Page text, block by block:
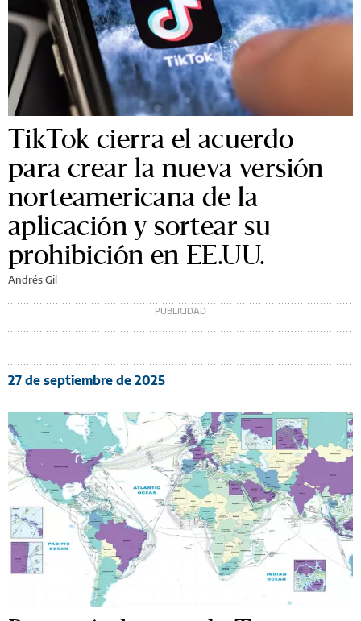
TikTok cierra el acuerdo
para crear la nueva versión
norteamericana de la
aplicación y sortear su
prohibición en EE.UU.
Andrés Gil
27 de septiembre de 2025